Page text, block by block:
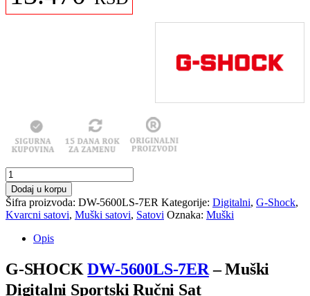
G-
SHOCK
DW-
5600LS-
7ER
količina
Dodaj u korpu
Šifra proizvoda: DW-5600LS-7ER Kategorije: Digitalni, G-Shock,
Kvarcni satovi, Muški satovi, Satovi Oznaka: Muški
Opis
G-SHOCKDW-5600LS-7ER – Muški
Digitalni Sportski Ručni Sat